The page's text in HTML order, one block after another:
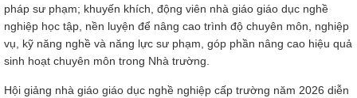
pháp sư phạm; khuyến khích, động viên nhà giáo giáo dục nghề
nghiệp học tập, nền luyện để nâng cao trình độ chuyên môn, nghiệp
vụ, kỹ năng nghề và năng lực sư phạm, góp phần nâng cao hiệu quả
sinh hoạt chuyên môn trong Nhà trường.
Hội giảng nhà giáo giáo dục nghề nghiệp cấp trường năm 2026 diễn